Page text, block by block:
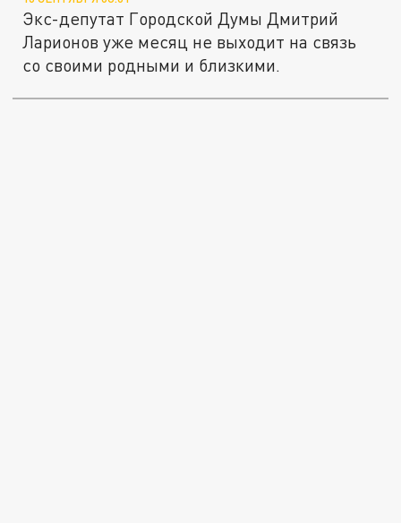
Экс-депутат Городской Думы Дмитрий
Ларионов уже месяц не выходит на связь
со своими родными и близкими.